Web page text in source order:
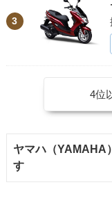
3
4位
ヤマハ（YAMAHA
す